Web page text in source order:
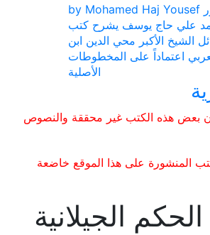
by Mohamed Haj Yousef الدكتور
علي حاج يوسف يشرح كتب
الشيخ الأكبر محي الدين ابن
اعتماداً على المخطوطات
الأصلية
بعض هذه الكتب غير محققة والنصوص
المنشورة على هذا الموقع خاضعة
الحكم الجيلانية